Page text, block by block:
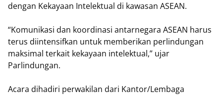
dengan Kekayaan Intelektual di kawasan ASEAN.
“Komunikasi dan koordinasi antarnegara ASEAN harus
terus diintensifkan untuk memberikan perlindungan
maksimal terkait kekayaan intelektual,” ujar
Parlindungan.
Acara dihadiri perwakilan dari Kantor/Lembaga